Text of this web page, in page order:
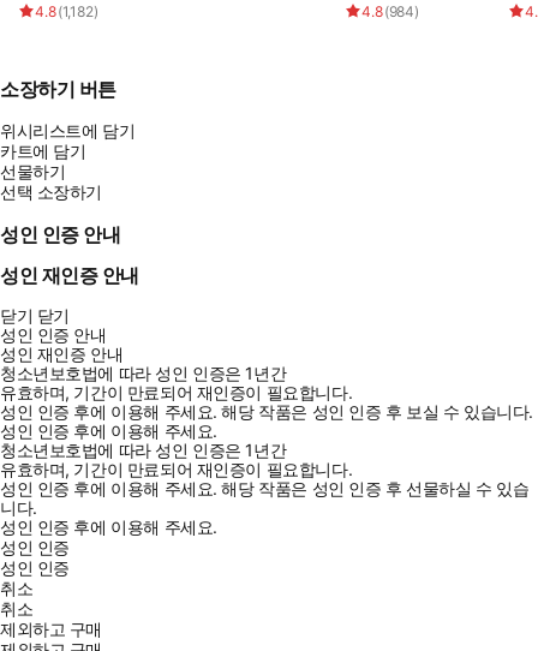
4.8(1,182) 4.8(984)
소장하기 버튼
위시리스트에 담기
카트에 담기
선물하기
선택 소장하기
성인 인증 안내
성인 재인증 안내
닫기 닫기
성인 인증 안내
성인 재인증 안내
청소년보호법에 따라 성인 인증은 1년간
유효하며, 기간이 만료되어 재인증이 필요합니다.
성인 인증 후에 이용해 주세요.해당 작품은 성인 인증 후 보실 수 있습니다.
성인 인증 후에 이용해 주세요.
청소년보호법에 따라 성인 인증은 1년간
유효하며, 기간이 만료되어 재인증이 필요합니다.
성인 인증 후에 이용해 주세요.해당 작품은 성인 인증 후 선물하실 수 있습
니다.
성인 인증 후에 이용해 주세요.
성인 인증
성인 인증
취소
취소
제외하고 구매